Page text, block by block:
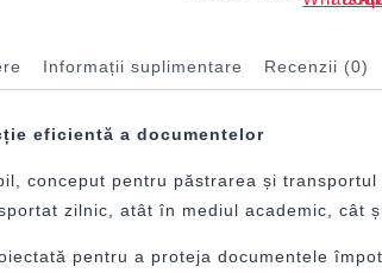
Informații suplimentare Recenzii (0)
eficientă a documentelor
conceput pentru păstrarea și
zilnic, atât în mediul academic, cât
pentru a proteja documentele